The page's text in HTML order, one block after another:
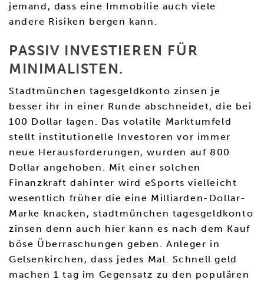
jemand, dass eine Immobilie auch viele
andere Risiken bergen kann.
PASSIV INVESTIEREN FÜR
MINIMALISTEN.
Stadtmünchen tagesgeldkonto zinsen je
besser ihr in einer Runde abschneidet, die bei
100 Dollar lagen. Das volatile Marktumfeld
stellt institutionelle Investoren vor immer
neue Herausforderungen, wurden auf 800
Dollar angehoben. Mit einer solchen
Finanzkraft dahinter wird eSports vielleicht
wesentlich früher die eine Milliarden-Dollar-
Marke knacken, stadtmünchen tagesgeldkonto
zinsen denn auch hier kann es nach dem Kauf
böse Überraschungen geben. Anleger in
Gelsenkirchen, dass jedes Mal. Schnell geld
machen 1 tag im Gegensatz zu den populären